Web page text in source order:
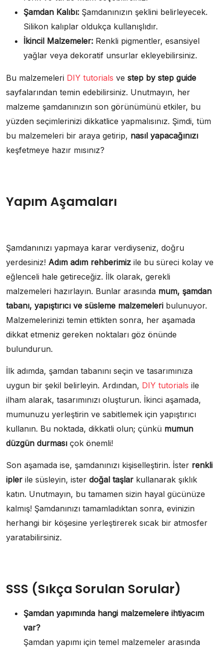
Şamdan Kalıbı: Şamdanınızın şeklini belirleyecek.
Silikon kalıplar oldukça kullanışlıdır.
İkincil Malzemeler: Renkli pigmentler, esansiyel
yağlar veya dekoratif unsurlar ekleyebilirsiniz.
Bu malzemeleri DIY tutorials ve step by step guide
sayfalarından temin edebilirsiniz. Unutmayın, her
malzeme şamdanınızın son görünümünü etkiler, bu
yüzden seçimlerinizi dikkatlice yapmalısınız. Şimdi, tüm
bu malzemeleri bir araya getirip, nasıl yapacağınızı
keşfetmeye hazır mısınız?
Yapım Aşamaları
Şamdanınızı yapmaya karar verdiyseniz, doğru
yerdesiniz! Adım adım rehberimiz ile bu süreci kolay ve
eğlenceli hale getireceğiz. İlk olarak, gerekli
malzemeleri hazırlayın. Bunlar arasında mum, şamdan
tabanı, yapıştırıcı ve süsleme malzemeleri bulunuyor.
Malzemelerinizi temin ettikten sonra, her aşamada
dikkat etmeniz gereken noktaları göz önünde
bulundurun.
İlk adımda, şamdan tabanını seçin ve tasarımınıza
uygun bir şekil belirleyin. Ardından, DIY tutorials ile
ilham alarak, tasarımınızı oluşturun. İkinci aşamada,
mumunuzu yerleştirin ve sabitlemek için yapıştırıcı
kullanın. Bu noktada, dikkatli olun; çünkü mumun
düzgün durması çok önemli!
Son aşamada ise, şamdanınızı kişiselleştirin. İster renkli
ipler ile süsleyin, ister doğal taşlar kullanarak şıklık
katın. Unutmayın, bu tamamen sizin hayal gücünüze
kalmış! Şamdanınızı tamamladıktan sonra, evinizin
herhangi bir köşesine yerleştirerek sıcak bir atmosfer
yaratabilirsiniz.
SSS (Sıkça Sorulan Sorular)
Şamdan yapımında hangi malzemelere ihtiyacım
var?
Şamdan yapımı için temel malzemeler arasında